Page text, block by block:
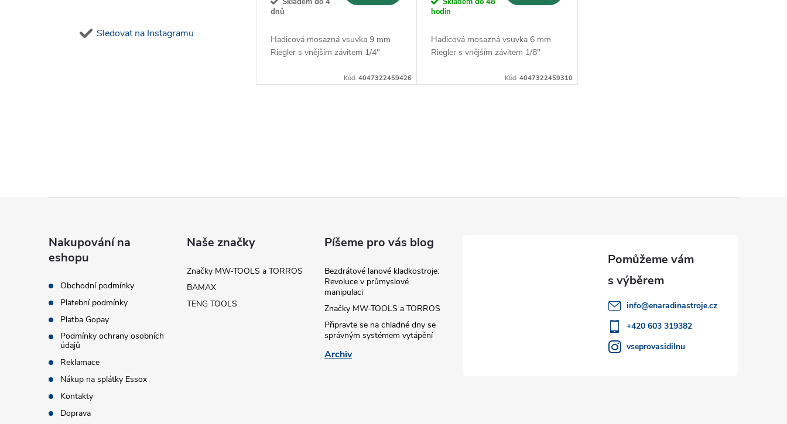
Sledovat na Instagramu
dnů
Hadicová mosazná vsuvka 9 mm
Riegler s vnějším závitem 1/4"
Kód:4047322459426
hodin
Hadicová mosazná vsuvka 6 mm
Riegler s vnějším závitem 1/8"
Kód: 4047322459310
á
c
Nakupování na
eshopu
Obchodní podmínky
Platební podmínky
Platba Gopay
Podmínky ochrany osobních
údajů
Reklamace
Nákup na splátky Essox
Kontakty
Doprava
Naše značky
Značky MW-TOOLS a TORROS
BAMAX
TENG TOOLS
Píšeme pro vás blog
Bezdrátové lanové kladkostroje:
Revoluce v průmyslové
manipulaci
Značky MW-TOOLS a TORROS
Připravte se na chladné dny se
správným systémem vytápění
Archiv
info@enaradinastroje.cz
+420 603 319382
vseprovasidilnu